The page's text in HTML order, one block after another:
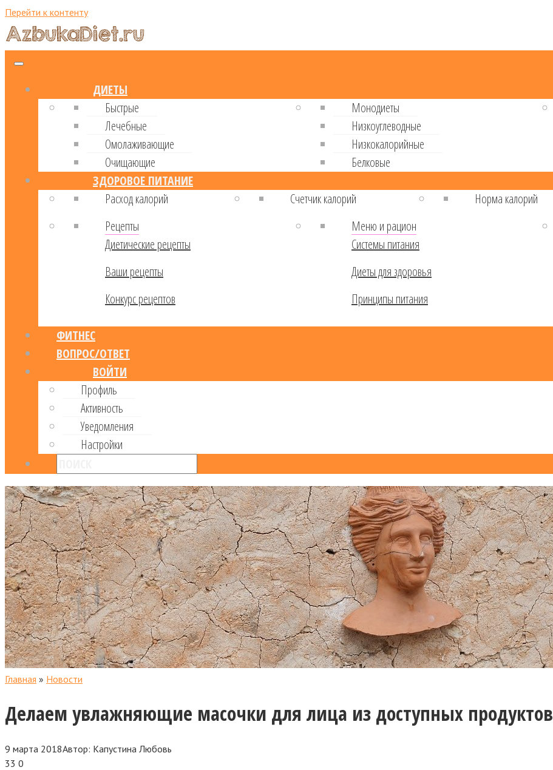
Перейти к контенту
ДИЕТЫ
Быстрые
Лечебные
Омолаживающие
Очищающие
Монодиеты
Низкоуглеводные
Низкокалорийные
Белковые
ЗДОРОВОЕ ПИТАНИЕ
Расход калорий
Cчетчик калорий Норма калорий
Рецепты
Диетические рецепты
Ваши рецепты
Конкурс рецептов
Меню и рацион
Системы питания
Диеты для здоровья
Принципы питания
ФИТНЕС
ВОПРОС/ОТВЕТ
ВОЙТИ
Профиль
Активность
Уведомления
Настройки
Главная » Новости
Делаем увлажняющие масочки для лица из доступных продуктов
9 марта 2018Автор: Капустина Любовь
33 0